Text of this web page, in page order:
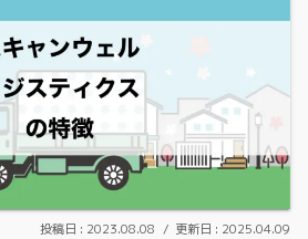
2023.08.08 2025.04.09